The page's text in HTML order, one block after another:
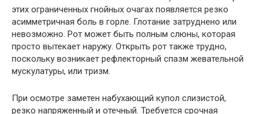
этих ограниченных гнойных очагах появляется резко
асимметричная боль в горле. Глотание затруднено или
невозможно. Рот может быть полным слюны, которая
просто вытекает наружу. Открыть рот также трудно,
поскольку возникает рефлекторный спазм жевательной
мускулатуры, или тризм.
При осмотре заметен набухающий купол слизистой,
резко напряженный и отечный. Требуется срочная